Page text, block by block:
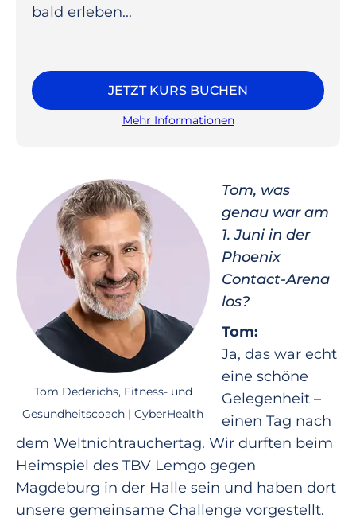
bald erleben...
JETZT KURS BUCHEN
Mehr Informationen
Tom Dederichs, Fitness- und
Gesundheitscoach | CyberHealth
Tom, was
genau war am
1. Juni in der
Phoenix
Contact-Arena
los?
Tom:
Ja, das war echt
eine schöne
Gelegenheit –
einen Tag nach
dem Weltnichtrauchertag. Wir durften beim
Heimspiel des TBV Lemgo gegen
Magdeburg in der Halle sein und haben dort
unsere gemeinsame Challenge vorgestellt.